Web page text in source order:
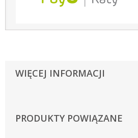
WIĘCEJ INFORMACJI
PRODUKTY POWIĄZANE